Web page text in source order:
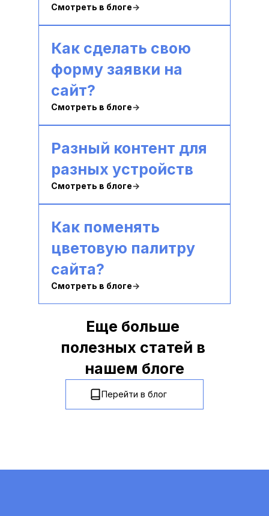
Смотреть в блоге→
Как сделать свою
форму заявки на
сайт?
Смотреть в блоге→
Разный контент для
разных устройств
Смотреть в блоге→
Как поменять
цветовую палитру
сайта?
Смотреть в блоге→
Еще больше
полезных статей в
нашем блоге
Перейти в блог